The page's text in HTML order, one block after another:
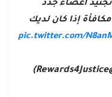
أعضاء جدد
إذا كان لديك
pic.twitter.com/